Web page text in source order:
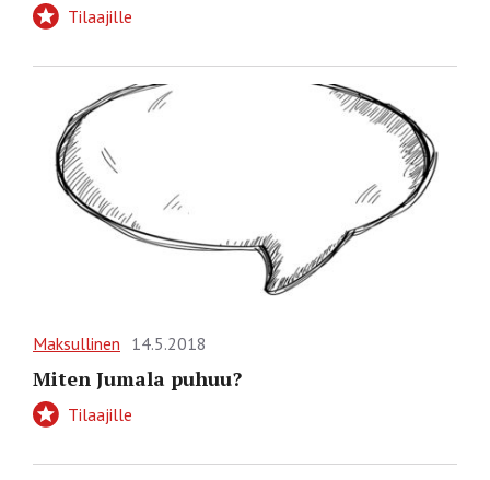
Tilaajille
Maksullinen 14.5.2018
Miten Jumala puhuu?
Tilaajille